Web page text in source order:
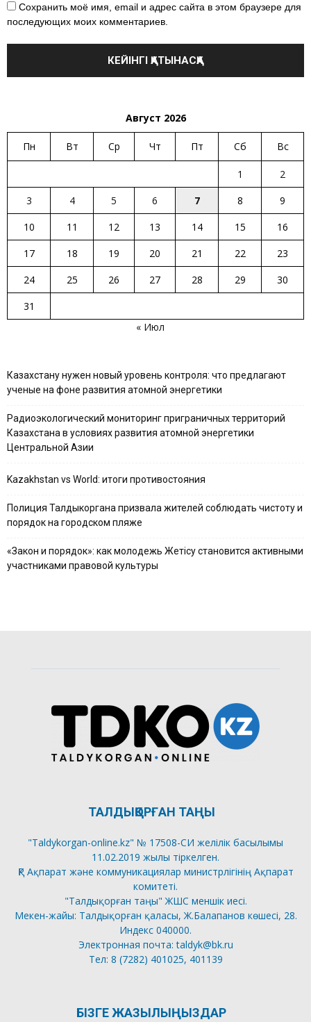
Сохранить моё имя, email и адрес сайта в этом браузере для
последующих моих комментариев.
Август 2026
Пн Вт Ср Чт Пт Сб Вс
1
2
3
4 5 6 7 8
9
10
11 12 13 14 15
16
17
18 19 20 21 22
23
24
25 26 27 28 29
30
31
« Июл
Казахстану нужен новый уровень контроля: что предлагают
ученые на фоне развития атомной энергетики
Радиоэкологический мониторинг приграничных территорий
Казахстана в условиях развития атомной энергетики
Центральной Азии
Kazakhstan vs World: итоги противостояния
Полиция Талдыкоргана призвала жителей соблюдать чистоту и
порядок на городском пляже
«Закон и порядок»: как молодежь Жетісу становится активными
участниками правовой культуры
ТАЛДЫҚОРҒАН ТАҢЫ
"Taldykorgan-online.kz" № 17508-СИ желілік басылымы
11.02.2019 жылы тіркелген.
ҚР Ақпарат және коммуникациялар министрлігінің Ақпарат
комитеті.
"Талдықорған таңы" ЖШС меншік иесі.
Мекен-жайы: Талдықорған қаласы, Ж.Балапанов көшесі, 28.
Индекс 040000.
Электронная почта: taldyk@bk.ru
Тел: 8 (7282) 401025, 401139
БІЗГЕ ЖАЗЫЛЫҢЫЗДАР